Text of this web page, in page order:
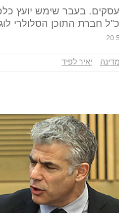
עסקים. בעבר שימש יועץ
חברת התוכן הסלולרי
יאיר לפיד